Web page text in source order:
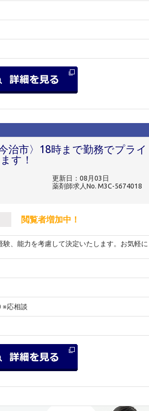
治市〉18時まで勤務でプライ
す！
更新日：08月03日
薬剤師求人No. M3C-5674018
閲覧者増加中！
、能力を考慮して決定いたします。お気軽に
※応相談